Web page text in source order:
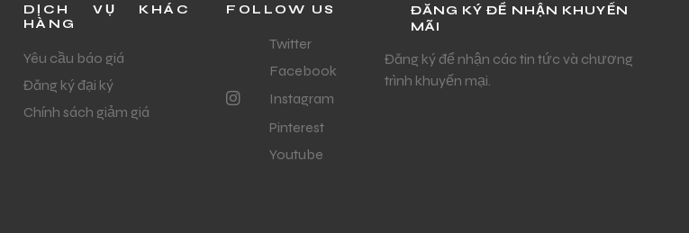
DỊCH VỤ KHÁC
HÀNG
Yêu cầu báo giá
Đăng ký đại ký
Chính sách giảm giá
FOLLOW US
Twitter
Facebook
Instagram
Pinterest
Youtube
ĐĂNG KÝ ĐỂ NHẬN KHUYẾN
MÃI
Đăng ký để nhận các tin tức và chương
trình khuyến mại.